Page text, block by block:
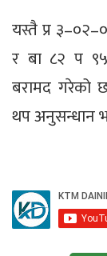
यस्तै प्र
र बा ८२ प
बरामद गरेको
थप अनुसन्धान